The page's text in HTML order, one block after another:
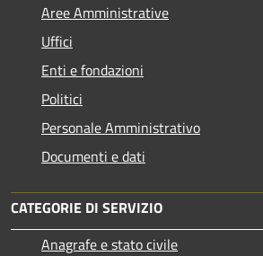
Aree Amministrative
Uffici
Enti e fondazioni
Politici
Personale Amministrativo
Documenti e dati
CATEGORIE DI SERVIZIO
Anagrafe e stato civile